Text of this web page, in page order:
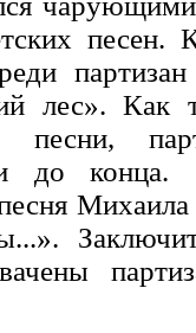
песен.
лес». Как
песни,
до конца.
Михаила